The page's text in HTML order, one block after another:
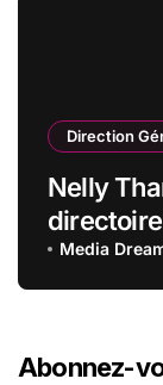
Direction
Nelly
directoire
duMedia
Abonnez-